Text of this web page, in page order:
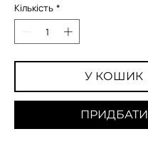
Кількість *
У КОШИК
ПРИДБАТИ